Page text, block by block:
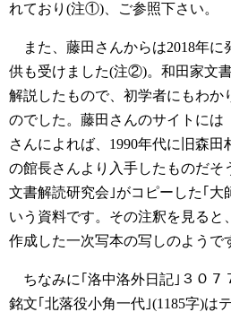
れており(注①)、ご参照下さい。
また、藤田さんからは2018年に
供も受けました(注②)。和田家文
解説したもので、初学者にもわか
のでした。藤田さんのサイトには
さんによれば、1990年代に旧森
の館長さんより入手したものだそ
文書解読研究会｣がコピーした｢大
いう資料です。その注釈を見ると
作成した一次写本の写しのようで
ちなみに｢洛中洛外日記｣３０７
銘文｢北落役小角一代｣(1185字)は